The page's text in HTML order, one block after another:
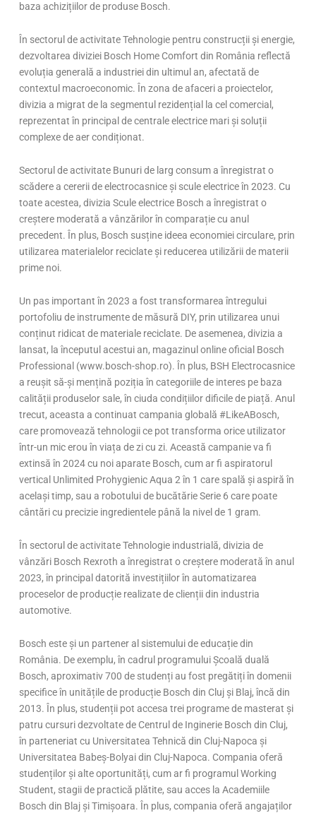
baza achizițiilor de produse Bosch.
În sectorul de activitate Tehnologie pentru construcții și energie,
dezvoltarea diviziei Bosch Home Comfort din România reflectă
evoluția generală a industriei din ultimul an, afectată de
contextul macroeconomic. În zona de afaceri a proiectelor,
divizia a migrat de la segmentul rezidențial la cel comercial,
reprezentat în principal de centrale electrice mari și soluții
complexe de aer condiționat.
Sectorul de activitate Bunuri de larg consum a înregistrat o
scădere a cererii de electrocasnice și scule electrice în 2023. Cu
toate acestea, divizia Scule electrice Bosch a înregistrat o
creștere moderată a vânzărilor în comparație cu anul
precedent. În plus, Bosch susține ideea economiei circulare, prin
utilizarea materialelor reciclate și reducerea utilizării de materii
prime noi.
Un pas important în 2023 a fost transformarea întregului
portofoliu de instrumente de măsură DIY, prin utilizarea unui
conținut ridicat de materiale reciclate. De asemenea, divizia a
lansat, la începutul acestui an, magazinul online oficial Bosch
Professional (www.bosch-shop.ro). În plus, BSH Electrocasnice
a reușit să-și mențină poziția în categoriile de interes pe baza
calității produselor sale, în ciuda condițiilor dificile de piață. Anul
trecut, aceasta a continuat campania globală #LikeABosch,
care promovează tehnologii ce pot transforma orice utilizator
într-un mic erou în viața de zi cu zi. Această campanie va fi
extinsă în 2024 cu noi aparate Bosch, cum ar fi aspiratorul
vertical Unlimited Prohygienic Aqua 2 în 1 care spală și aspiră în
același timp, sau a robotului de bucătărie Serie 6 care poate
cântări cu precizie ingredientele până la nivel de 1 gram.
În sectorul de activitate Tehnologie industrială, divizia de
vânzări Bosch Rexroth a înregistrat o creștere moderată în anul
2023, în principal datorită investițiilor în automatizarea
proceselor de producție realizate de clienții din industria
automotive.
Bosch este și un partener al sistemului de educație din
România. De exemplu, în cadrul programului Școală duală
Bosch, aproximativ 700 de studenți au fost pregătiți în domenii
specifice în unitățile de producție Bosch din Cluj și Blaj, încă din
2013. În plus, studenții pot accesa trei programe de masterat și
patru cursuri dezvoltate de Centrul de Inginerie Bosch din Cluj,
în parteneriat cu Universitatea Tehnică din Cluj-Napoca și
Universitatea Babeș-Bolyai din Cluj-Napoca. Compania oferă
studenților și alte oportunități, cum ar fi programul Working
Student, stagii de practică plătite, sau acces la Academiile
Bosch din Blaj și Timișoara. În plus, compania oferă angajaților